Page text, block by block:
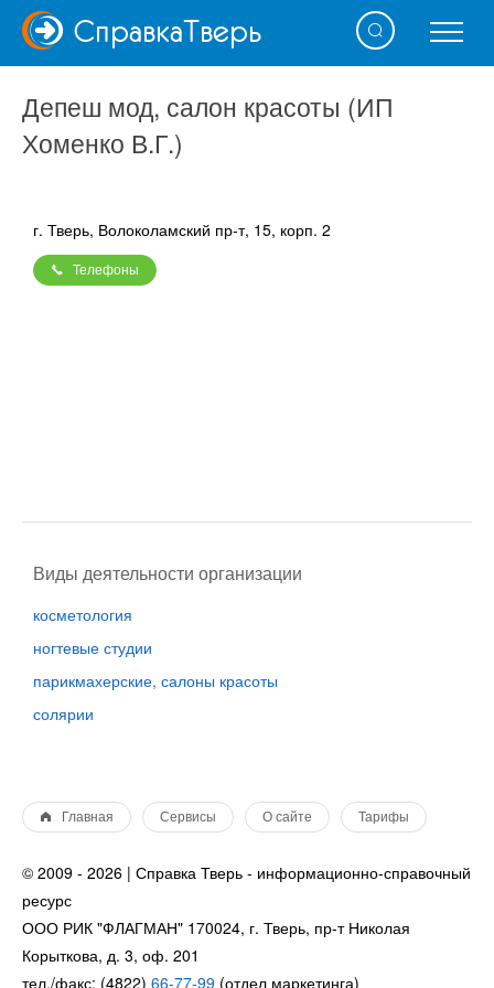
СправкаТверь
Депеш мод, салон красоты (ИП
Хоменко В.Г.)
г. Тверь, Волоколамский пр-т, 15, корп. 2
Телефоны
Виды деятельности организации
косметология
ногтевые студии
парикмахерские, салоны красоты
солярии
Главная Сервисы О сайте Тарифы
© 2009 - 2026 | Справка Тверь - информационно-справочный
ресурс
ООО РИК "ФЛАГМАН" 170024, г. Тверь, пр-т Николая
Корыткова, д. 3, оф. 201
тел./факс: (4822) 66-77-99 (отдел маркетинга)